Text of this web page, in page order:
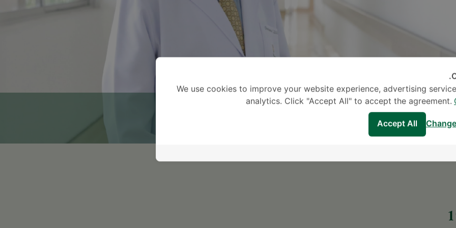
We use cookies to improve your website experience, advertising
analytics. Click "Accept All" to accept the agreement.
Accept All